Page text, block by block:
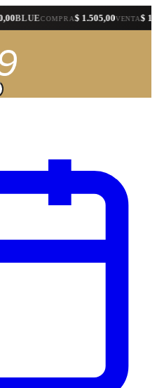
$ 1.505,00 VENTA$ 1.525,00MEP